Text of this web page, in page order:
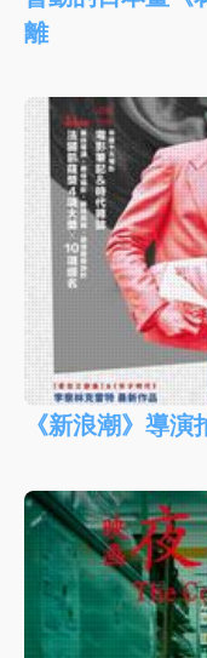
離
《新浪潮》導